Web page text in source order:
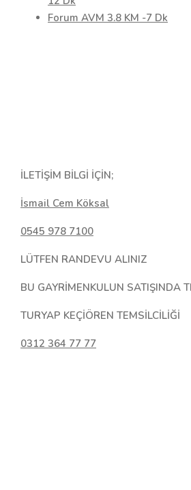
Forum AVM 3.8 KM -7 Dk
İLETİŞİM BİLGİ İÇİN;
İsmail Cem Köksal
0545 978 7100
LÜTFEN RANDEVU ALINIZ
BU GAYRİMENKULUN SATIŞINDA
TURYAP KEÇİÖREN TEMSİLCİLİĞİ
0312 364 77 77